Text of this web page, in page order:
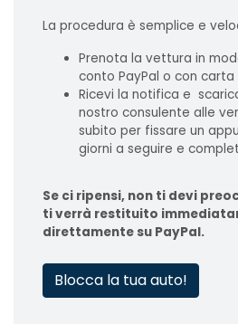
La procedura è semplice e
Prenota la vettura in
conto PayPal o con
Ricevi la notifica e
nostro consulente alle
subito per fissare un
giorni a seguire e
Se ci ripensi, non ti devi
ti verrà restituito
direttamente su PayPal.
Blocca la tua auto!